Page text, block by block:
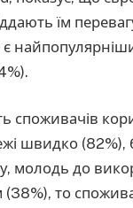
їм
є
споживачів
швидко (82%),
молодь до
то